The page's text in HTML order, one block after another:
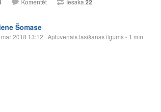
Komentēt Iesaka22
Šomase
2018 13:12 · Aptuvenais lasīšanas ilgums - 1 min